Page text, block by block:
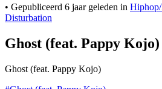
• Gepubliceerd 6 jaar geleden in
Disturbation
Ghost (feat. Pappy Kojo)
Ghost (feat. Pappy Kojo)